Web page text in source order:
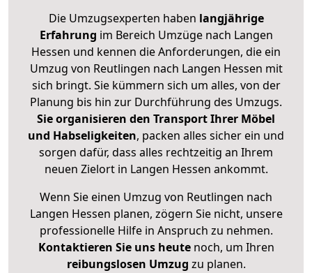
Die Umzugsexperten haben langjährige
Erfahrung im Bereich Umzüge nach Langen
Hessen und kennen die Anforderungen, die ein
Umzug von Reutlingen nach Langen Hessen mit
sich bringt. Sie kümmern sich um alles, von der
Planung bis hin zur Durchführung des Umzugs.
Sie organisieren den Transport Ihrer Möbel
und Habseligkeiten, packen alles sicher ein und
sorgen dafür, dass alles rechtzeitig an Ihrem
neuen Zielort in Langen Hessen ankommt.
Wenn Sie einen Umzug von Reutlingen nach
Langen Hessen planen, zögern Sie nicht, unsere
professionelle Hilfe in Anspruch zu nehmen.
Kontaktieren Sie uns heutenoch, um Ihren
reibungslosen Umzug zu planen.